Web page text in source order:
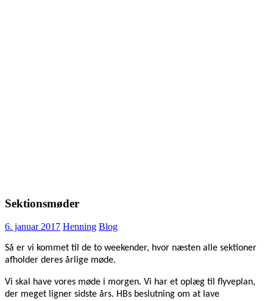
Sektionsmøder
6. januar 2017 Henning Blog
Så er vi kommet til de to weekender, hvor næsten alle sektioner
afholder deres årlige møde.
Vi skal have vores møde i morgen. Vi har et oplæg til flyveplan,
der meget ligner sidste års. HBs beslutning om at lave